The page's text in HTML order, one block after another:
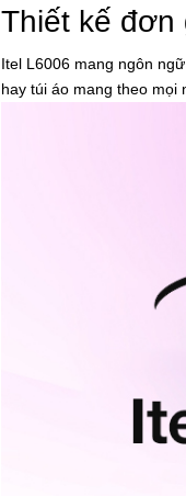
Thiết kế đơn
Itel L6006 mang ngôn
hay túi áo mang theo mọi